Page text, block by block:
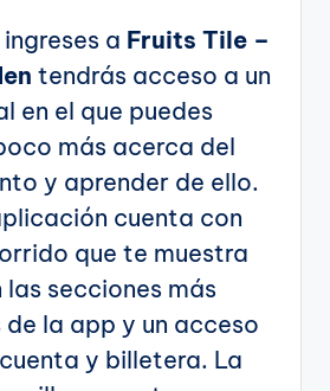
a Fruits Tile –
tendrás acceso a un
en el que puedes
más acerca del
y aprender de ello.
cuenta con
que te muestra
secciones más
la app y un acceso
y billetera. La